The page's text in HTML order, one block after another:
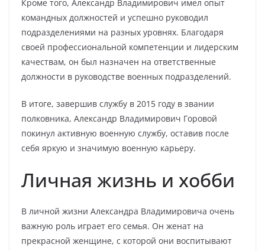
Кроме того, Александр Владимирович имел опыт
командных должностей и успешно руководил
подразделениями на разных уровнях. Благодаря
своей профессиональной компетенции и лидерским
качествам, он был назначен на ответственные
должности в руководстве военных подразделений.
В итоге, завершив службу в 2015 году в звании
полковника, Александр Владимирович Горовой
покинул активную военную службу, оставив после
себя яркую и значимую военную карьеру.
Личная жизнь и хобби
В личной жизни Александра Владимировича очень
важную роль играет его семья. Он женат на
прекрасной женщине, с которой они воспитывают